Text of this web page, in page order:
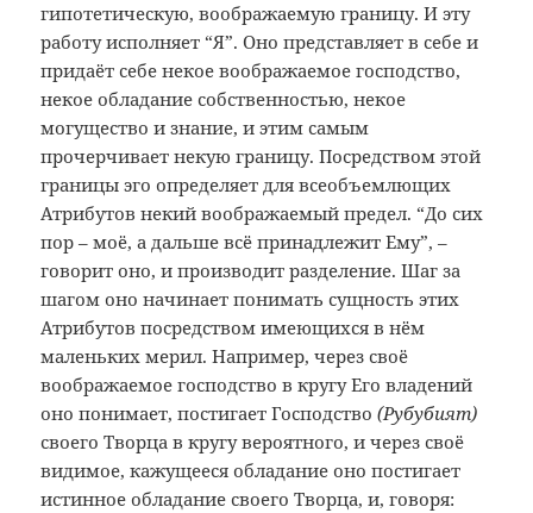
гипотетическую, воображаемую границу. И эту
работу исполняет “Я”. Оно представляет в себе и
придаёт себе некое воображаемое господство,
некое обладание собственностью, некое
могущество и знание, и этим самым
прочерчивает некую границу. Посредством этой
границы эго определяет для всеобъемлющих
Атрибутов некий воображаемый предел. “До сих
пор – моё, а дальше всё принадлежит Ему”, –
говорит оно, и производит разделение. Шаг за
шагом оно начинает понимать сущность этих
Атрибутов посредством имеющихся в нём
маленьких мерил. Например, через своё
воображаемое господство в кругу Его владений
оно понимает, постигает Господство(Рубубият)
своего Творца в кругу вероятного, и через своё
видимое, кажущееся обладание оно постигает
истинное обладание своего Творца, и, говоря: